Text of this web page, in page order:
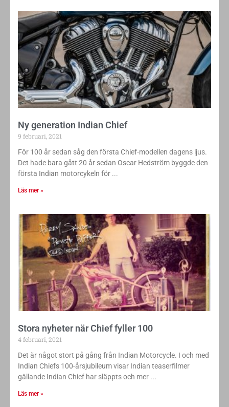
Ny generation Indian Chief
9 februari, 2021
För 100 år sedan såg den första Chief-modellen dagens ljus.
Det hade bara gått 20 år sedan Oscar Hedström byggde den
första Indian motorcykeln för
Läs mer »
Stora nyheter när Chief fyller 100
4 februari, 2021
Det är något stort på gång från Indian Motorcycle. I och med
Indian Chiefs 100-årsjubileum visar Indian teaserfilmer
gällande Indian Chief har släppts och mer
Läs mer »